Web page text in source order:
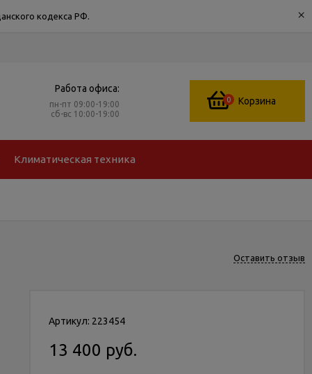
кодекса РФ. ×
Работа офиса:
пн-пт 09:00-19:00
сб-вс 10:00-19:00
0 Корзина
Климатическая техника
Оставить отзыв
Артикул: 223454
13 400 руб.